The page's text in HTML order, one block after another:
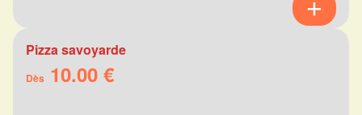
Pizza savoyarde
Dès 10.00 €